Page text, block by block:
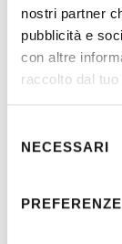
nostri partner
pubblicità e
con altre
raccolto dal
delNECESSARI
PREFERENZE
Detail Design
system in
headquarter of
Perugia -